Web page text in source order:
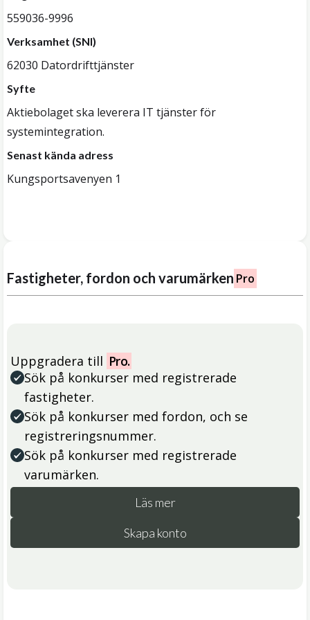
559036-9996
Verksamhet (SNI)
62030 Datordrifttjänster
Syfte
Aktiebolaget ska leverera IT tjänster för
systemintegration.
Senast kända adress
Kungsportsavenyen 1
Fastigheter, fordon och varumärken Pro
Uppgradera till Pro.
Sök på konkurser med registrerade
fastigheter.
Sök på konkurser med fordon, och se
registreringsnummer.
Sök på konkurser med registrerade
varumärken.
Läs mer
Skapa konto